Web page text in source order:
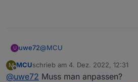
U uwe72@MCU
Ich wollte mal fragen, ob es
umsetzbar wäre, siehe
M
Offline
MCUschrieb am 4. Dez. 2022, 12:31
zuletzt editiert von
@uwe72 Muss man anpassen?